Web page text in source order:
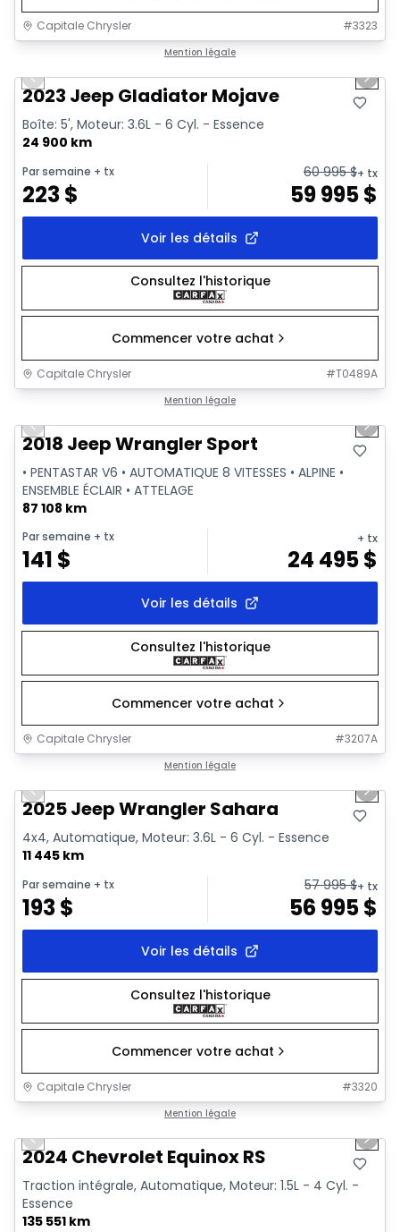
Capitale Chrysler #3323
Mention légale
Vidéo disponible
Previous slide Next
2023 Jeep Gladiator Mojave
Boîte: 5', Moteur: 3.6L - 6 Cyl. - Essence
24 900 km
Par semaine + tx
223$
60 995$+ tx
59 995$
Voir les détails
Consultez l'historique
Commencer votre achat
Capitale Chrysler #T0489A
Mention légale
Vidéo disponible
Previous slide Next
2018 Jeep Wrangler Sport
• PENTASTAR V6 • AUTOMATIQUE 8 VITESSES • ALPINE •
ENSEMBLE ÉCLAIR • ATTELAGE
87 108 km
Par semaine + tx
141 $
+ tx
24 495$
Voir les détails
Consultez l'historique
Commencer votre achat
Capitale Chrysler #3207A
Mention légale
Previous slide Next
2025 Jeep Wrangler Sahara
4x4, Automatique, Moteur: 3.6L - 6 Cyl. - Essence
11 445 km
Par semaine + tx
193$
57 995$+ tx
56 995$
Voir les détails
Consultez l'historique
Commencer votre achat
Capitale Chrysler #3320
Mention légale
Vidéo disponible
Previous slide Next
2024 Chevrolet Equinox RS
Traction intégrale, Automatique, Moteur: 1.5L - 4 Cyl. -
Essence
135 551 km